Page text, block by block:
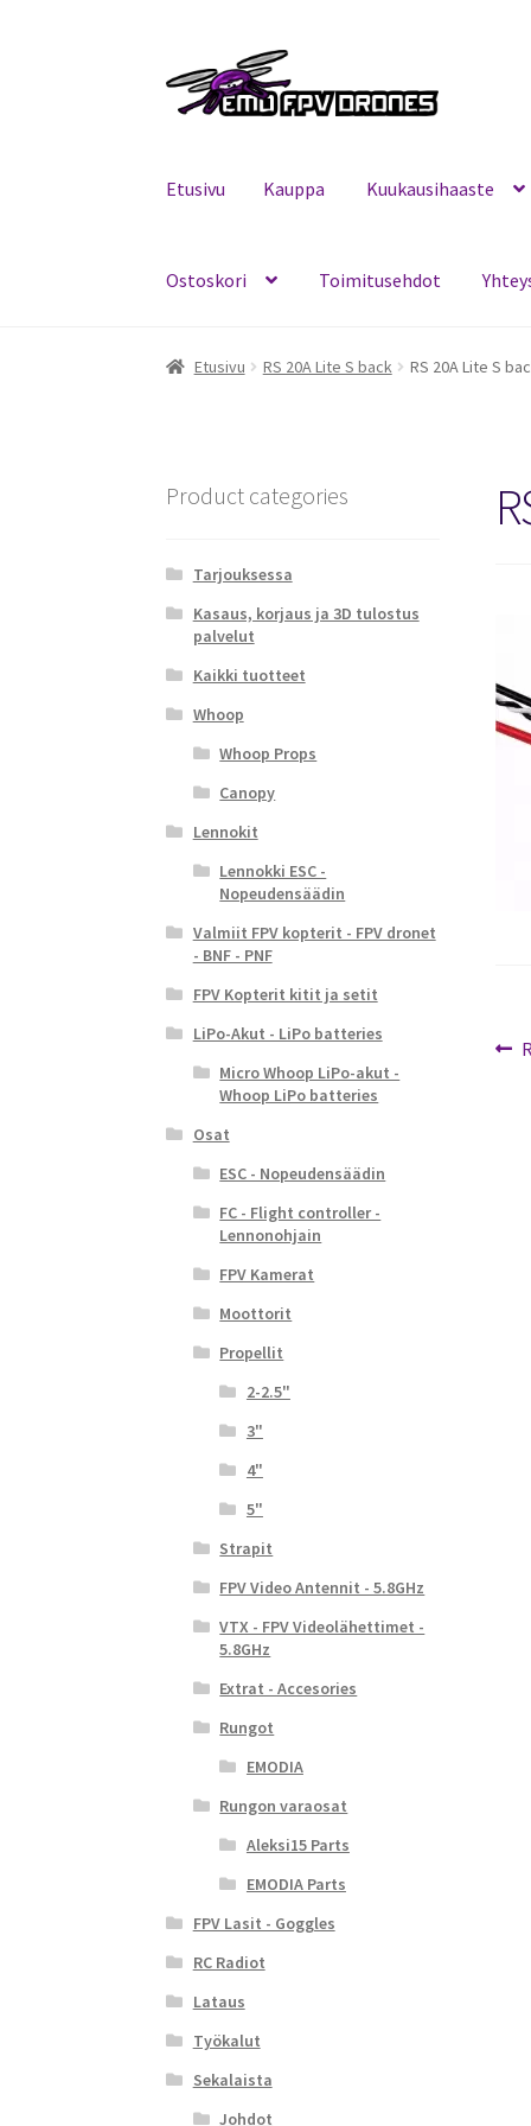
navigointiin
sisältöön
Etusivu Kauppa Kuukausihaaste
Ostoskori Toimitusehdot
Etusivu KauppaKuukausihaasteMitä on FPV?
Etusivu RS 20A Lite S back RS 20A Lite S
Product categories
Tarjouksessa
Kasaus, korjaus ja 3D tulostus
palvelut
Kaikki tuotteet
Whoop
Whoop Props
Canopy
Lennokit
Lennokki ESC -
Nopeudensäädin
Valmiit FPV kopterit - FPV dronet
- BNF - PNF
FPV Kopterit kitit ja setit
LiPo-Akut - LiPo batteries
Micro Whoop LiPo-akut -
Whoop LiPo batteries
Osat
ESC - Nopeudensäädin
FC - Flight controller -
Lennonohjain
FPV Kamerat
Moottorit
Propellit
2-2.5"
3"
4"
5"
Strapit
FPV Video Antennit - 5.8GHz
VTX - FPV Videolähettimet -
5.8GHz
Extrat - Accesories
Rungot
EMODIA
Rungon varaosat
Aleksi15 Parts
EMODIA Parts
FPV Lasit - Goggles
RC Radiot
Lataus
Työkalut
Sekalaista
Johdot